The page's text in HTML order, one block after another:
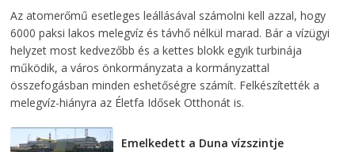
Az atomerőmű esetleges leállásával számolni kell azzal, hogy
6000 paksi lakos melegvíz és távhő nélkül marad. Bár a vízügyi
helyzet most kedvezőbb és a kettes blokk egyik turbinája
működik, a város önkormányzata a kormányzattal
összefogásban minden eshetőségre számít. Felkészítették a
melegvíz-hiányra az Életfa Idősek Otthonát is.
Emelkedett a Duna vízszintje